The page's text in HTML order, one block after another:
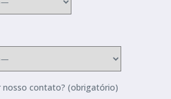
nosso contato? (obrigatório)